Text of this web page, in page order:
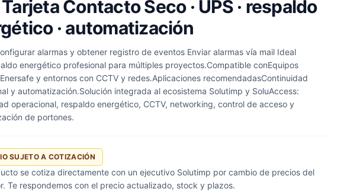
Contacto Seco · UPS · respaldo
· automatización
alarmas y obtener registro de eventos Enviar alarmas vía mail Ideal
energético profesional para múltiples proyectos.Compatible conEquipos
y entornos con CCTV y redes.Aplicaciones recomendadasContinuidad
y automatización.Solución integrada al ecosistema Solutimp y SoluAccess:
operacional, respaldo energético, CCTV, networking, control de acceso y
de portones.
SUJETO A COTIZACIÓN
se cotiza directamente con un ejecutivo Solutimp por cambio de precios del
Te respondemos con el precio actualizado, stock y plazos.